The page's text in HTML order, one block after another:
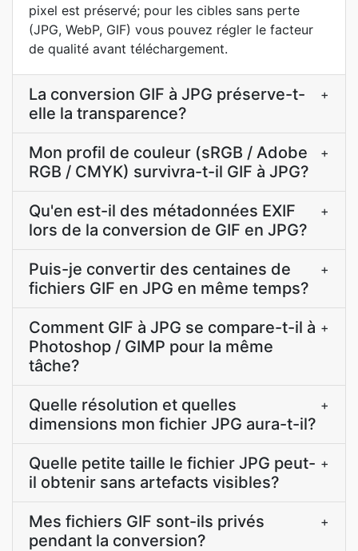
pixel est préservé; pour les cibles sans perte
(JPG, WebP, GIF) vous pouvez régler le facteur
de qualité avant téléchargement.
La conversion GIF à JPG préserve-t-
elle la transparence?
+
Mon profil de couleur (sRGB / Adobe
RGB / CMYK) survivra-t-il GIF à JPG?
+
Qu'en est-il des métadonnées EXIF
lors de la conversion de GIF en JPG?
+
Puis-je convertir des centaines de
fichiers GIF en JPG en même temps?
+
Comment GIF à JPG se compare-t-il à
Photoshop / GIMP pour la même
tâche?
+
Quelle résolution et quelles
dimensions mon fichier JPG aura-t-il?
+
Quelle petite taille le fichier JPG peut-
il obtenir sans artefacts visibles?
+
Mes fichiers GIF sont-ils privés
pendant la conversion?
+